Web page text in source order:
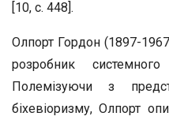
[10, с. 448].
Олпорт Гордон (1897-
розробник
Полемізуючи з
біхевіоризму, Олпорт